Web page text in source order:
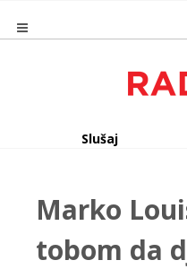
Slušaj
Marko
tobom da